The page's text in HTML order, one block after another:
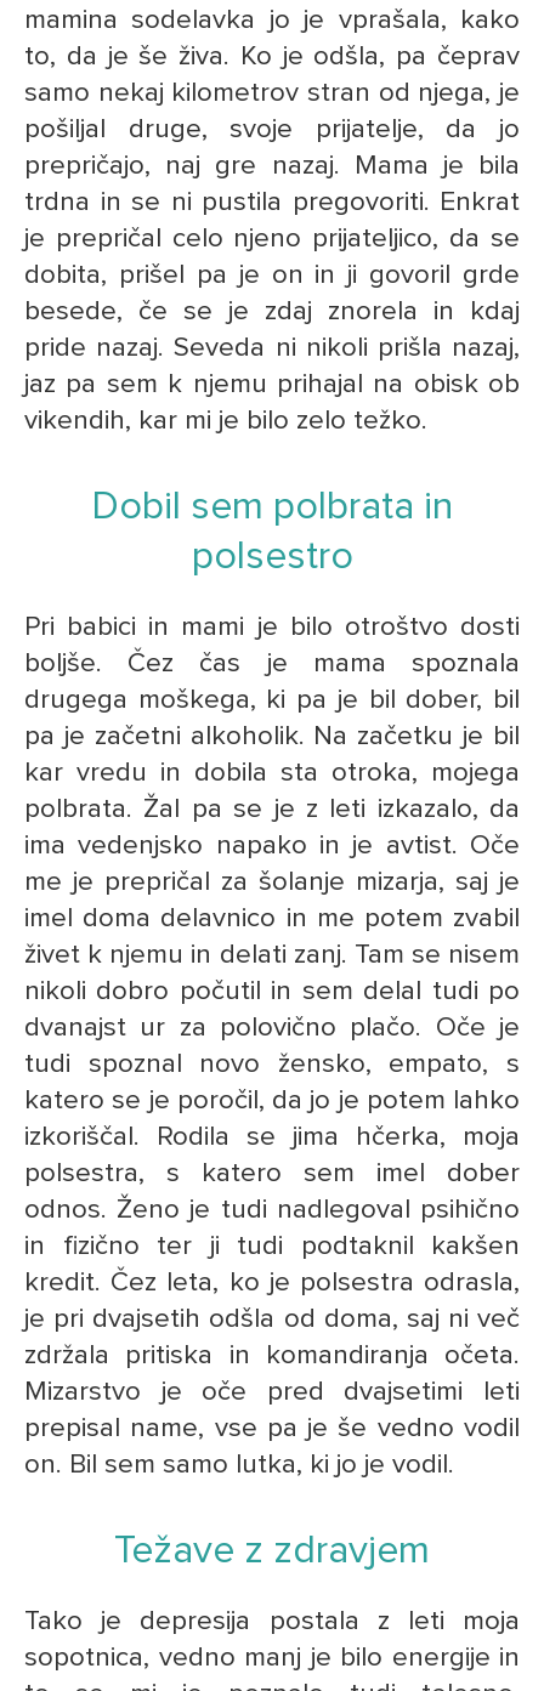
mamina sodelavka jo je vprašala, kako
to, da je še živa. Ko je odšla, pa čeprav
samo nekaj kilometrov stran od njega, je
pošiljal druge, svoje prijatelje, da jo
prepričajo, naj gre nazaj. Mama je bila
trdna in se ni pustila pregovoriti. Enkrat
je prepričal celo njeno prijateljico, da se
dobita, prišel pa je on in ji govoril grde
besede, če se je zdaj znorela in kdaj
pride nazaj. Seveda ni nikoli prišla nazaj,
jaz pa sem k njemu prihajal na obisk ob
vikendih, kar mi je bilo zelo težko.
Dobil sem polbrata in
polsestro
Pri babici in mami je bilo otroštvo dosti
boljše. Čez čas je mama spoznala
drugega moškega, ki pa je bil dober, bil
pa je začetni alkoholik. Na začetku je bil
kar vredu in dobila sta otroka, mojega
polbrata. Žal pa se je z leti izkazalo, da
ima vedenjsko napako in je avtist. Oče
me je prepričal za šolanje mizarja, saj je
imel doma delavnico in me potem zvabil
živet k njemu in delati zanj. Tam se nisem
nikoli dobro počutil in sem delal tudi po
dvanajst ur za polovično plačo. Oče je
tudi spoznal novo žensko, empato, s
katero se je poročil, da jo je potem lahko
izkoriščal. Rodila se jima hčerka, moja
polsestra, s katero sem imel dober
odnos. Ženo je tudi nadlegoval psihično
in fizično ter ji tudi podtaknil kakšen
kredit. Čez leta, ko je polsestra odrasla,
je pri dvajsetih odšla od doma, saj ni več
zdržala pritiska in komandiranja očeta.
Mizarstvo je oče pred dvajsetimi leti
prepisal name, vse pa je še vedno vodil
on. Bil sem samo lutka, ki jo je vodil.
Težave z zdravjem
Tako je depresija postala z leti moja
sopotnica, vedno manj je bilo energije in